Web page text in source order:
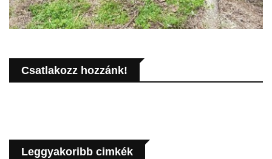
Csatlakozz hozzánk!
Leggyakoribb cimkék